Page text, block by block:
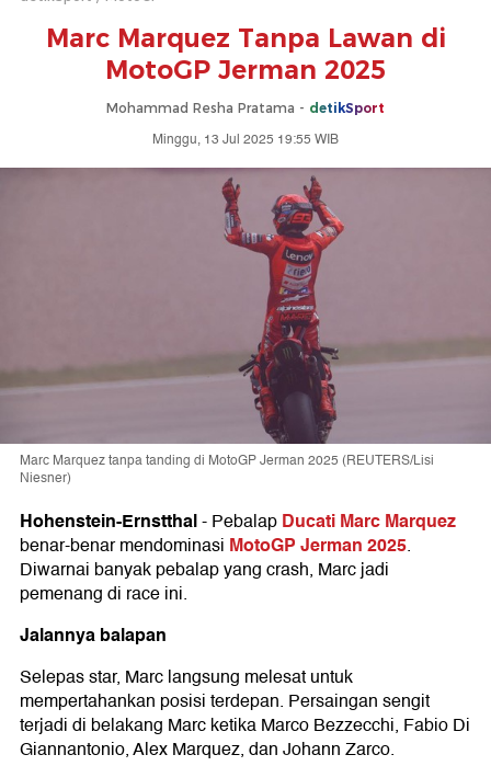
Marc Marquez Tanpa Lawan di
MotoGP Jerman 2025
Mohammad Resha Pratama - detikSport
Minggu, 13 Jul 2025 19:55 WIB
Marc Marquez tanpa tanding di MotoGP Jerman 2025 (REUTERS/Lisi
Niesner)
Hohenstein-Ernstthal-PebalapDucatiMarc Marquez
benar-benar mendominasi MotoGP Jerman 2025.
Diwarnai banyak pebalap yang crash, Marc jadi
pemenang di race ini.
Jalannya balapan
Selepas star, Marc langsung melesat untuk
mempertahankan posisi terdepan. Persaingan sengit
terjadi di belakang Marc ketika Marco Bezzecchi, Fabio Di
Giannantonio, Alex Marquez, dan Johann Zarco.